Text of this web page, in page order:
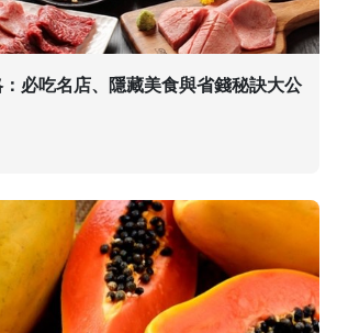
必吃名店、隱藏美食與省錢秘訣大公